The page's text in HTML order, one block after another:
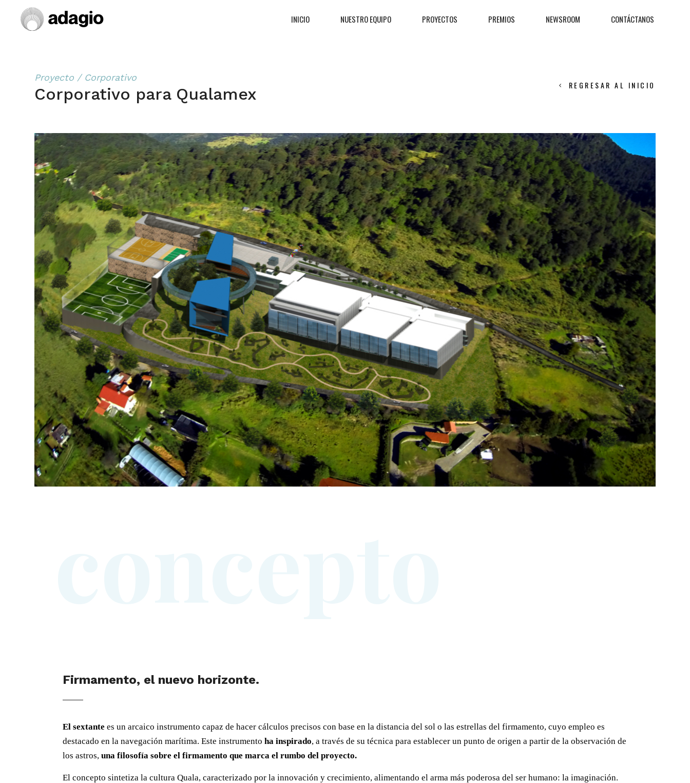
INICIO NUESTRO EQUIPO PROYECTOS PREMIOS NEWSROOM CONTÁCTANOS
Proyecto / Corporativo
Corporativo para Qualamex REGRESAR AL INICIO
Firmamento, el nuevo horizonte.
El sextante es un arcaico instrumento capaz de hacer cálculos precisos con base en la distancia del sol o las estrellas del firmamento, cuyo empleo es
destacado en la navegación marítima. Este instrumento ha inspirado, a través de su técnica para establecer un punto de origen a partir de la observación de
los astros, una filosofía sobre el firmamento que marca el rumbo del proyecto.
El concepto sintetiza la cultura Quala, caracterizado por la innovación y crecimiento, alimentando el arma más poderosa del ser humano: la imaginación.